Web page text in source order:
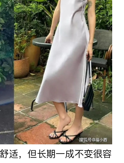
适，但长期一成不变很容